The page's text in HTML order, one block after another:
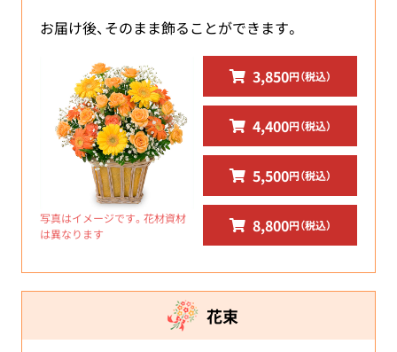
お届け後、そのまま飾ることができます。
写真はイメージです。花材資材
は異なります
3,850円（税込）
4,400円（税込）
5,500円（税込）
8,800円（税込）
花束